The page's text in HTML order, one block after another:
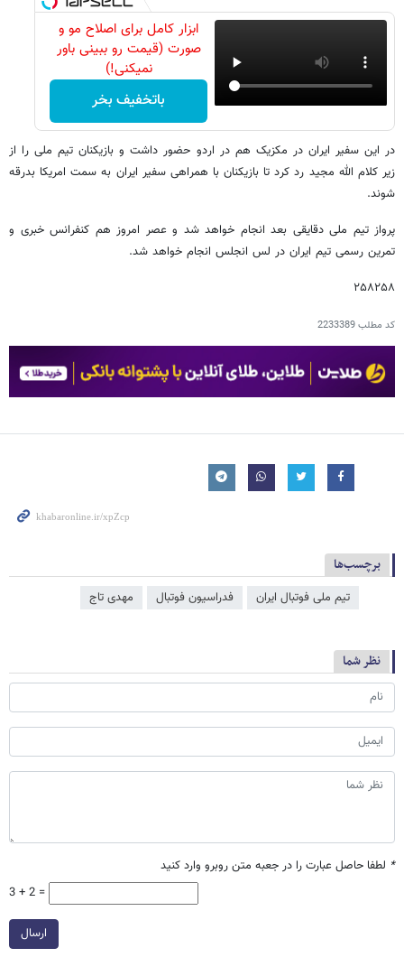
ابزار کامل برای اصلاح مو و
صورت (قیمت رو ببینی باور
نمیکنی!)
باتخفیف بخر
در این سفیر ایران در مکزیک هم در اردو حضور داشت و بازیکنان تیم ملی را از
زیر کلام الله مجید رد کرد تا بازیکنان با همراهی سفیر ایران به سمت امریکا بدرقه
شوند.
پرواز تیم ملی دقایقی بعد انجام خواهد شد و عصر امروز هم کنفرانس خبری و
تمرین رسمی تیم ایران در لس انجلس انجام خواهد شد.
۲۵۸۲۵۸
کد مطلب2233389
برچسب‌ها
تیم ملی فوتبال ایران فدراسیون فوتبال مهدی تاج
نظر شما
* لطفا حاصل عبارت را در جعبه متن روبرو وارد کنید
3 + 2 =
ارسال